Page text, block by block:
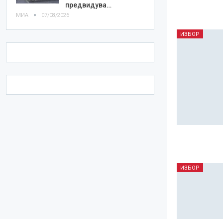
ИЗБОР
ИЗБОР
предвидува…
МИА 07/08/2026